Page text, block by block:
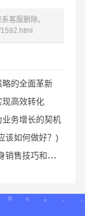
客服删除。
的全面革新
现高效转化
务增长的契机
该如何做好？)
技巧和话术)